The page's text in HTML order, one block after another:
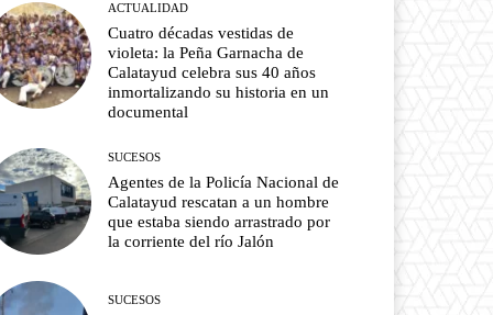
ACTUALIDAD
Cuatro décadas vestidas de
violeta: la Peña Garnacha de
Calatayud celebra sus 40 años
inmortalizando su historia en un
documental
SUCESOS
Agentes de la Policía Nacional de
Calatayud rescatan a un hombre
que estaba siendo arrastrado por
la corriente del río Jalón
SUCESOS